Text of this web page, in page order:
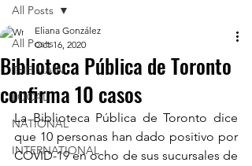
All Posts
THE MAIN
LOCAL
NATIONAL
INTERNATIONAL
All Posts
Biblioteca Pública de Toronto
confirma 10 casos
Eliana González
Oct 16, 2020
La Biblioteca Pública de Toronto dice
que 10 personas han dado positivo por
COVID-19 en ocho de sus sucursales de